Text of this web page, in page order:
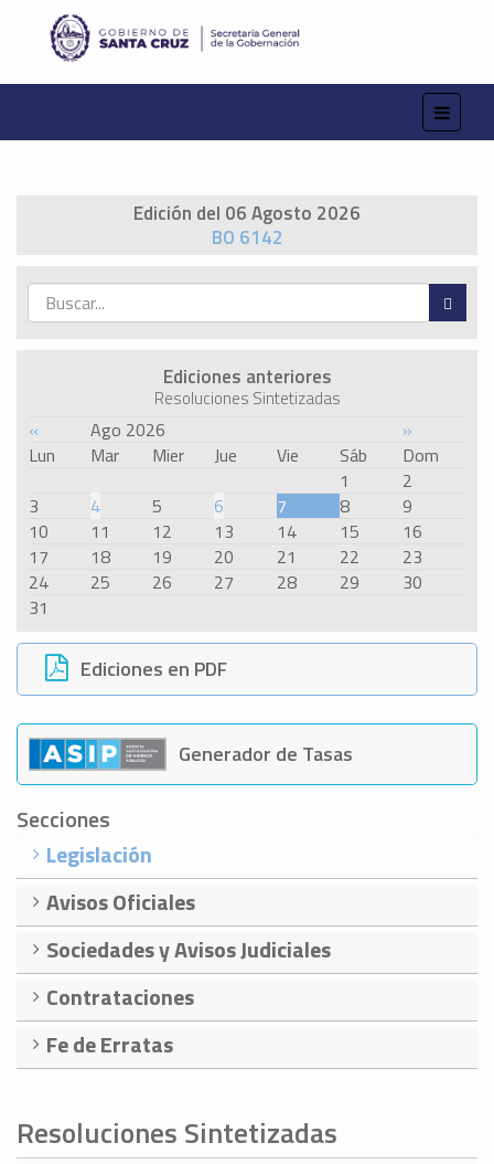
Edición del 06 Agosto 2026
BO 6142
Ediciones anteriores
Resoluciones Sintetizadas
« Ago 2026
»
Lun
Mar Mier Jue Vie Sáb
Dom
1
2
3
4 5 6 7 8
9
10
11 12 13 14 15
16
17
18 19 20 21 22
23
24
25 26 27 28 29
30
31
Ediciones en PDF
Generador de Tasas
Secciones
Legislación
Avisos Oficiales
Sociedades y Avisos Judiciales
Contrataciones
Fe de Erratas
Resoluciones Sintetizadas